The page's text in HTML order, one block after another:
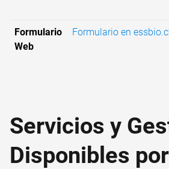
Formulario
Web
Formulario en
Servicios y
Disponibles por